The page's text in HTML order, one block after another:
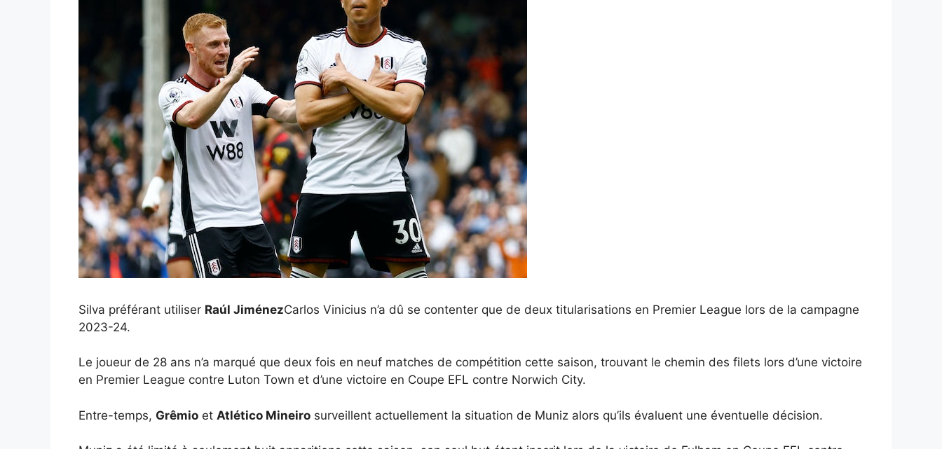
Silva préférant utiliser Raúl JiménezCarlos Vinicius n’a dû se contenter que de deux titularisations en Premier League lors de la campagne
2023-24.
Le joueur de 28 ans n’a marqué que deux fois en neuf matches de compétition cette saison, trouvant le chemin des filets lors d’une victoire
en Premier League contre Luton Town et d’une victoire en Coupe EFL contre Norwich City.
Entre-temps, Grêmio et Atlético Mineiro surveillent actuellement la situation de Muniz alors qu’ils évaluent une éventuelle décision.